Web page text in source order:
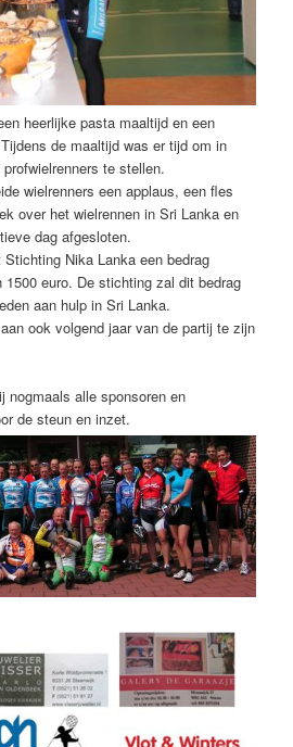
heerlijke pasta maaltijd en een
de maaltijd was er tijd om in
te stellen.
wielrenners een applaus, een fles
over het wielrennen in Sri Lanka en
dag afgesloten.
Nika Lanka een bedrag
1500 euro. De stichting zal dit bedrag
aan hulp in Sri Lanka.
ook volgend jaar van de partij te zijn
nogmaals alle sponsoren en
de steun en inzet.